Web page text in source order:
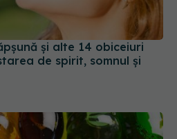
și alte 14 obiceiuri
de spirit, somnul și